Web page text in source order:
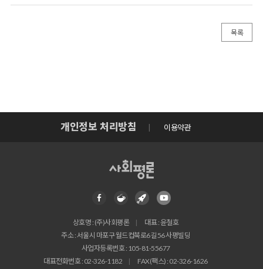
목록
개인정보 처리방침 이용약관
상호명 : (주)사회평론
대표 : 윤철호
주소 : 서울시 마포구 월드컵북로6길 56 사평빌딩
사업자등록번호 : 105-81-55677
대표전화번호 : 02-326-1182
FAX(팩스) : 02-326-1626